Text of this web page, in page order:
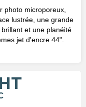
photo microporeux,
lustrée, une grande
et une planéité
jet d'encre 44".
HT